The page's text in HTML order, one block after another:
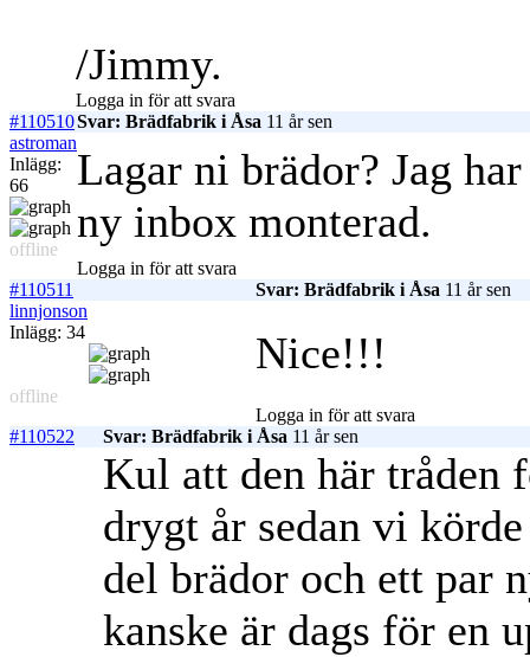
/Jimmy.
Logga in för att svara
#110510Svar: Brädfabrik i Åsa 11 år sen
astroman
Inlägg:
66
offline
Lagar ni brädor? Jag
ny inbox monterad.
Logga in för att svara
#110511
Svar: Brädfabrik i Åsa 11 år sen
linnjonson
Inlägg: 34
offline
Nice!!!
Logga in för att svara
#110522
Svar: Brädfabrik i Åsa 11 år sen
Kul att den här tråden
drygt år sedan vi
del brädor och ett par
kanske är dags för en